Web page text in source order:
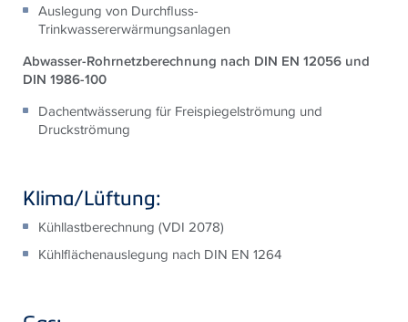
Auslegung von Durchfluss-
Trinkwassererwärmungsanlagen
Abwasser-Rohrnetzberechnung nach DIN EN 12056 und
DIN 1986-100
Dachentwässerung für Freispiegelströmung und
Druckströmung
Klima/Lüftung:
Kühllastberechnung (VDI 2078)
Kühlflächenauslegung nach DIN EN 1264